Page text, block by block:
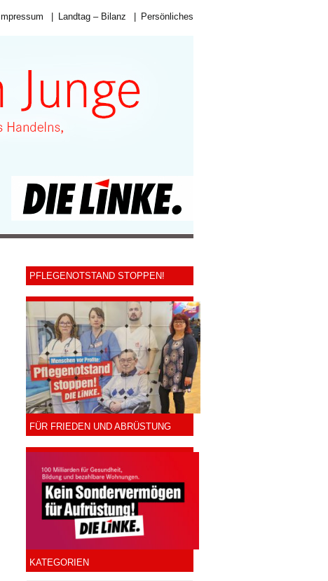
Impressum Landtag – Bilanz Persönliches
PFLEGENOTSTAND STOPPEN!
FÜR FRIEDEN UND ABRÜSTUNG
KATEGORIEN